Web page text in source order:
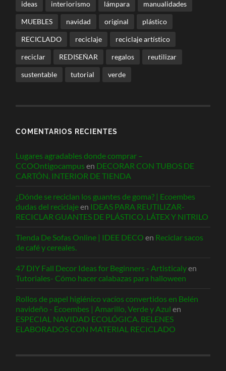
ideas interiorismo lámpara manualidades
MUEBLES navidad original plástico
RECICLADO reciclaje reciclaje artístico
reciclar REDISEÑAR regalos reutilizar
sustentable tutorial verde
COMENTARIOS RECIENTES
Lugares agradables donde comprar –
CCOOntigocampus en DECORAR CON TUBOS DE
CARTÓN. INTERIOR DE TIENDA
¿Dónde se reciclan los guantes de goma? | Ecoembes
dudas del reciclajeen IDEAS PARA REUTILIZAR-
RECICLAR GUANTES DE PLÁSTICO, LÁTEX Y NITRILO
Tienda De Sofas Online | IDEE DECO en Reciclar sacos
de café y cereales.
47 DIY Fall Decor Ideas for Beginners - Artisticalyen
Tutoriales- Cómo hacer calabazas para halloween
Rollos de papel higiénico vacíos convertidos en Belén
navideño - Ecoembes | Amarillo, Verde y Azul en
ESPECIAL NAVIDAD ECOLÓGICA. BELENES
ELABORADOS CON MATERIAL RECICLADO